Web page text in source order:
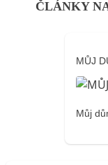
ČLÁNKY
MŮJ
Můj